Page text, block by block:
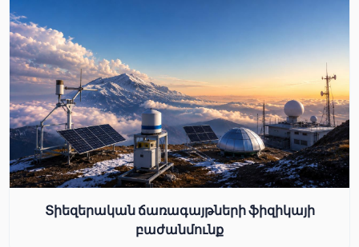
Տիեզերական ճառագայթների ֆիզիկայի
բաժանմունք